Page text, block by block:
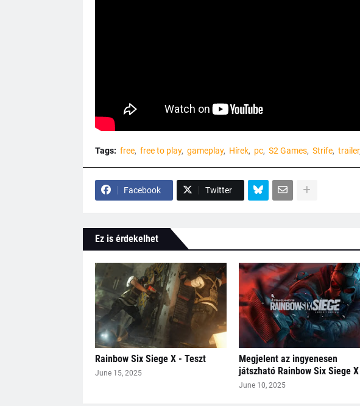
Tags: free free to play gameplay Hírek pc S2 Games Strife trailer
Facebook Twitter
Ez is érdekelhet
Rainbow Six Siege X - Teszt
June 15, 2025
Megjelent az ingyenesen
játszható Rainbow Six Siege X
June 10, 2025